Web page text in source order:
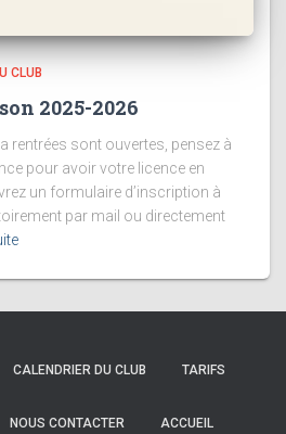
CLUB
2025-2026
rentrées sont ouvertes, pensez à
pour avoir votre licence en
un formulaire d’inscription à
par mail ou directement
CALENDRIER DU CLUB TARIFS
NOUS CONTACTER ACCUEIL